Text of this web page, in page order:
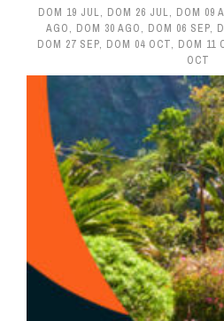
DOM 19 JUL, DOM 26 JUL, DOM 09
AGO, DOM 30 AGO, DOM 06 SEP,
DOM 27 SEP, DOM 04 OCT, DOM 11
OCT